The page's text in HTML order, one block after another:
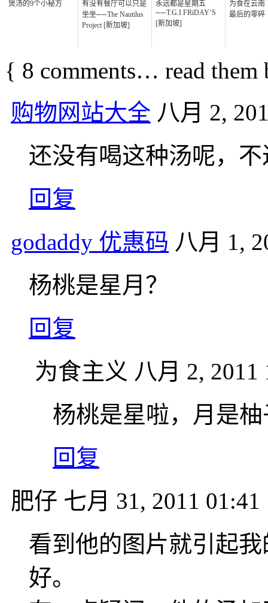
煲汤的9个小秘方
有没有餐厅可以只是
坐坐──The Nautilus
Project [新加坡]
永远都是星期五
──T.G.I.FRiDAY’S
[新加坡]
为食在云
最后的零碎
{ 8 comments… read
购物网站大全 八月 2,
还没有喝这种汤呢，
回复
godaddy 优惠码 八月 1,
杨桃是星月？
回复
为食主义 八月 2, 2011
杨桃是星啦，月是
回复
肥仔 七月 31, 2011 01:41
看到他的图片就引起
好。